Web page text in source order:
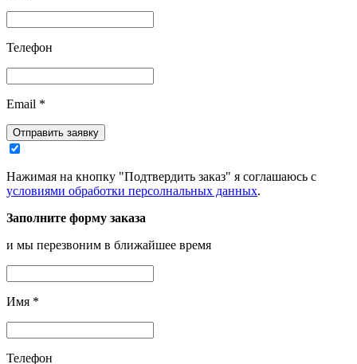
Телефон
Email *
Отправить заявку
Нажимая на кнопку "Подтвердить заказ" я соглашаюсь с
условиями обработки персолнальных данных.
Заполните форму заказа
и мы перезвоним в ближайшее время
Имя *
Телефон